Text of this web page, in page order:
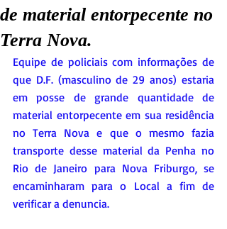
de material entorpecente no
Terra Nova.
Equipe de policiais com informações de
que D.F. (masculino de 29 anos) estaria
em posse de grande quantidade de
material entorpecente em sua residência
no Terra Nova e que o mesmo fazia
transporte desse material da Penha no
Rio de Janeiro para Nova Friburgo, se
encaminharam para o Local a fim de
verificar a denuncia.